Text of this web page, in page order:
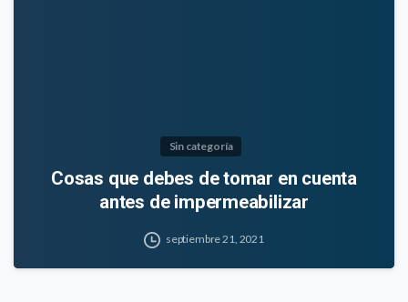
Sin categoría
Cosas que debes de tomar en cuenta
antes de impermeabilizar
septiembre 21, 2021